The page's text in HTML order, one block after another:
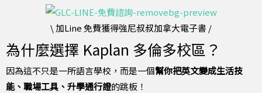
\ 加Line 免費獲得強尼叔叔加拿大電子書 /
為什麼選擇 Kaplan 多倫多校區？
因為這不只是一所語言學校，而是一個幫你把英文變成生活技
能、職場工具、升學通行證的跳板！